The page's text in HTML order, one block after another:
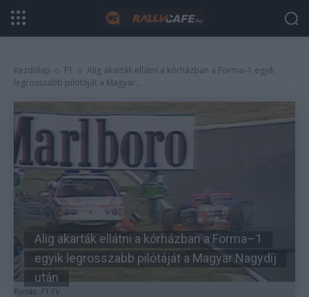
Kezdőlap F1
Alig akarták ellátni a kórházban a Forma–1 egyik
legrosszabb pilótáját a Magyar...
Forrás: F1 TV
Alig akarták ellátni a kórházban a Forma–1
egyik legrosszabb pilótáját a Magyar Nagydíj
után